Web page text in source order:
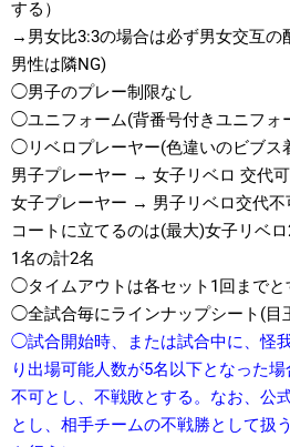
する）
→男女比3:3の場合は必ず男女交互の
男性は隣NG)
◯男子のプレー制限なし
◯ユニフォーム(背番号付きユニフォ
◯リベロプレーヤー(色違いのビブス
男子プレーヤー → 女子リベロ 交代
女子プレーヤー → 男子リベロ交代不
コートに立てるのは(最大)女子リベ
1名の計2名
◯タイムアウトは各セット1回までと
◯全試合毎にラインナップシート(目
◯試合開始時、または試合中に、怪
り出場可能人数が5名以下となった
不可とし、不戦敗とする。 なお、公
とし、相手チームの不戦勝として扱